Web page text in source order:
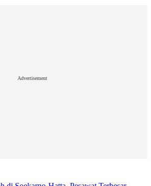
Advertisement